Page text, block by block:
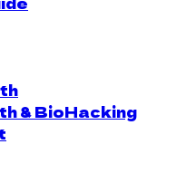
& BioHacking